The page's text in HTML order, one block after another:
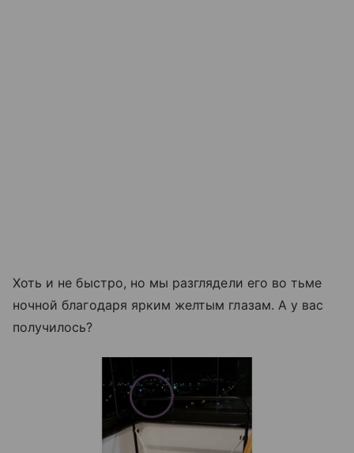
Хоть и не быстро, но мы разглядели его во тьме
ночной благодаря ярким желтым глазам. А у вас
получилось?